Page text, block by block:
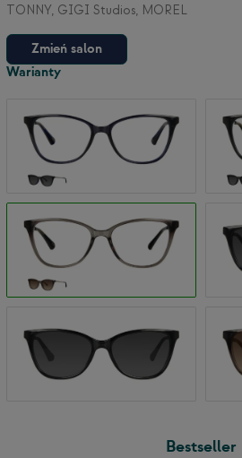
Zmień salon
TONNY, GIGI Studios, MOREL
Warianty
Bestseller